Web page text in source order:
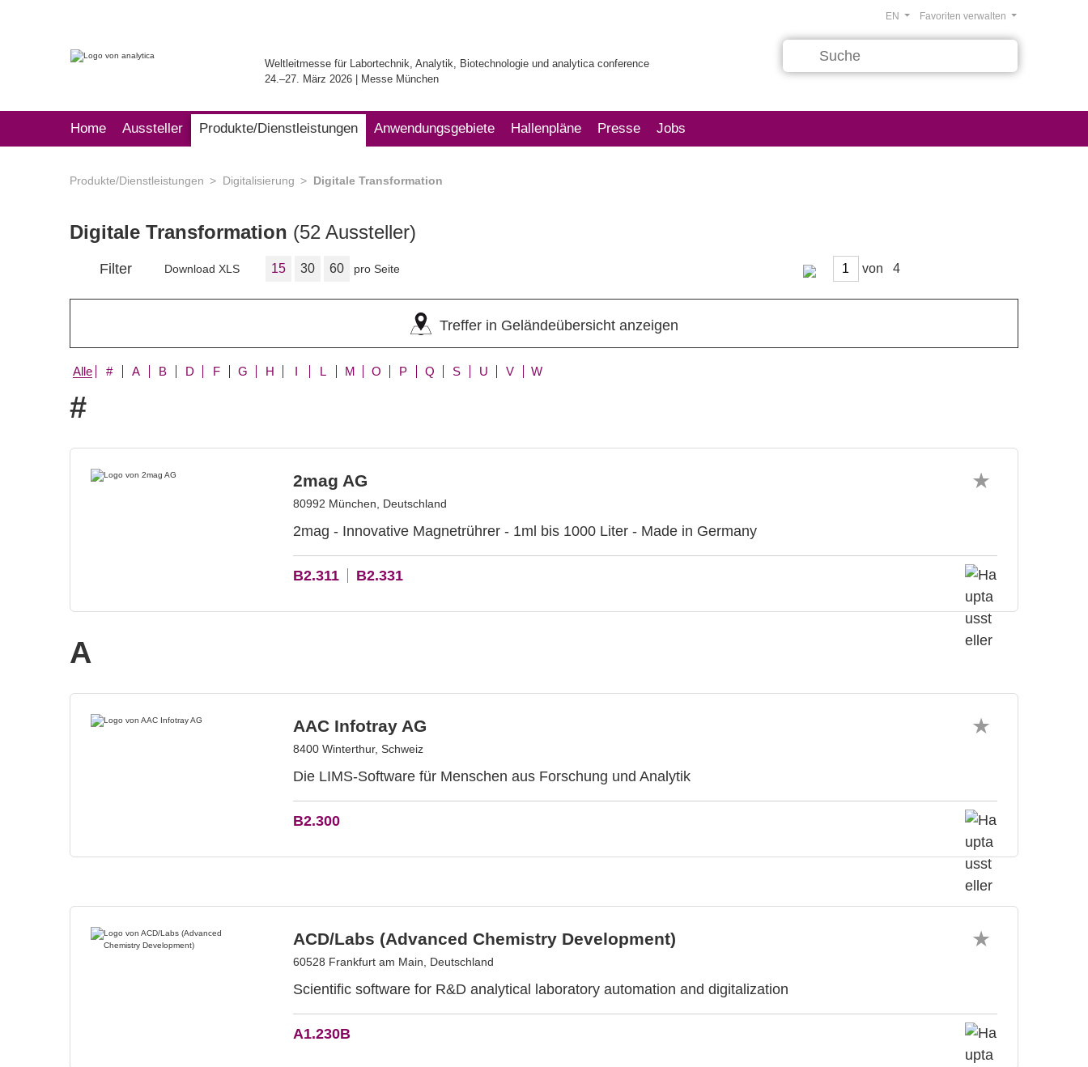
Weltleitmesse für Labortechnik, Analytik, Biotechnologie und analytica conference
24.–27. März 2026 | Messe München
Favoriten verwalten
EN
Home Aussteller Produkte/Dienstleistungen Anwendungsgebiete Hallenpläne Presse Jobs
Produkte/Dienstleistungen Digitalisierung Digitale Transformation
Digitale Transformation (52 Aussteller)
Filter Download XLS 15 30 60 pro Seite von
Treffer in Geländeübersicht anzeigen
Alle # A B D F G H I L M O P Q S U V W
#
2mag AG
80992 München, Deutschland
2mag - Innovative Magnetrührer - 1ml bis 1000 Liter - Made in Germany
B2.311 B2.331
A
AAC Infotray AG
8400 Winterthur, Schweiz
Die LIMS-Software für Menschen aus Forschung und Analytik
B2.300
ACD/Labs (Advanced Chemistry Development)
60528 Frankfurt am Main, Deutschland
Scientific software for R&D analytical laboratory automation and digitalization
A1.230B